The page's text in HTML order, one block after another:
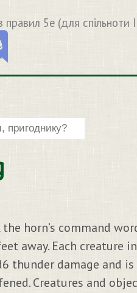
правил 5e (для спільноти
the horn’s command
away. Each creature
thunder damage and
Creatures and